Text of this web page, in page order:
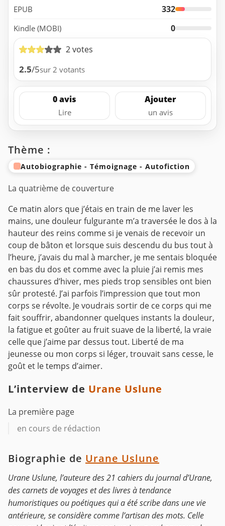
EPUB 332
Kindle (MOBI)
0
2 votes
2.5/5sur 2 votants
0 avis
Lire
Ajouter
un avis
Thème :
Autobiographie - Témoignage - Autofiction
La quatrième de couverture
Ce matin alors que j’étais en train de me laver les
mains, une douleur fulgurante m’a traversée le dos à la
hauteur des reins comme si je venais de recevoir un
coup de bâton et lorsque suis descendu du bus tout à
l’heure, j’avais du mal à marcher, je me sentais bloquée
en bas du dos et comme avec la pluie j’ai remis mes
chaussures d’hiver, mes pieds trop sensibles ont bien
sûr protesté. J’ai parfois l’impression que tout mon
corps se révolte. Je voudrais sortir de ce corps qui me
fait souffrir, abandonner quelques instants la douleur,
la fatigue et goûter au fruit suave de la liberté, la vraie
celle que j’aime par dessus tout. Liberté de ma
jeunesse ou mon corps si léger, trouvait sans cesse, le
goût et le temps d’aimer.
L’interview de Urane Uslune
La première page
en cours de rédaction
Biographie de Urane Uslune
Urane Uslune, l’auteure des 21 cahiers du journal d’Urane,
des carnets de voyages et des livres à tendance
humoristiques ou poétiques qui a été scribe dans une vie
antérieure, se considère comme l’artisan des mots. Celle